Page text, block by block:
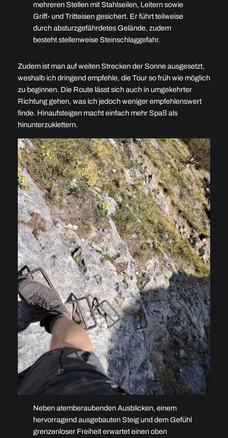
mehreren Stellen mit Stahlseilen, Leitern sowie
Griff- und Tritteisen gesichert. Er führt teilweise
durch absturzgefährdetes Gelände, zudem
besteht stellenweise Steinschlaggefahr.
Zudem ist man auf weiten Strecken der Sonne ausgesetzt,
weshalb ich dringend empfehle, die Tour so früh wie möglich
zu beginnen. Die Route lässt sich auch in umgekehrter
Richtung gehen, was ich jedoch weniger empfehlenswert
finde. Hinaufsteigen macht einfach mehr Spaß als
hinunterzuklettern.
Neben atemberaubenden Ausblicken, einem
hervorragend ausgebauten Steig und dem Gefühl
grenzenloser Freiheit erwartet einen oben